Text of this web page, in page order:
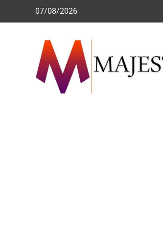
07/08/2026